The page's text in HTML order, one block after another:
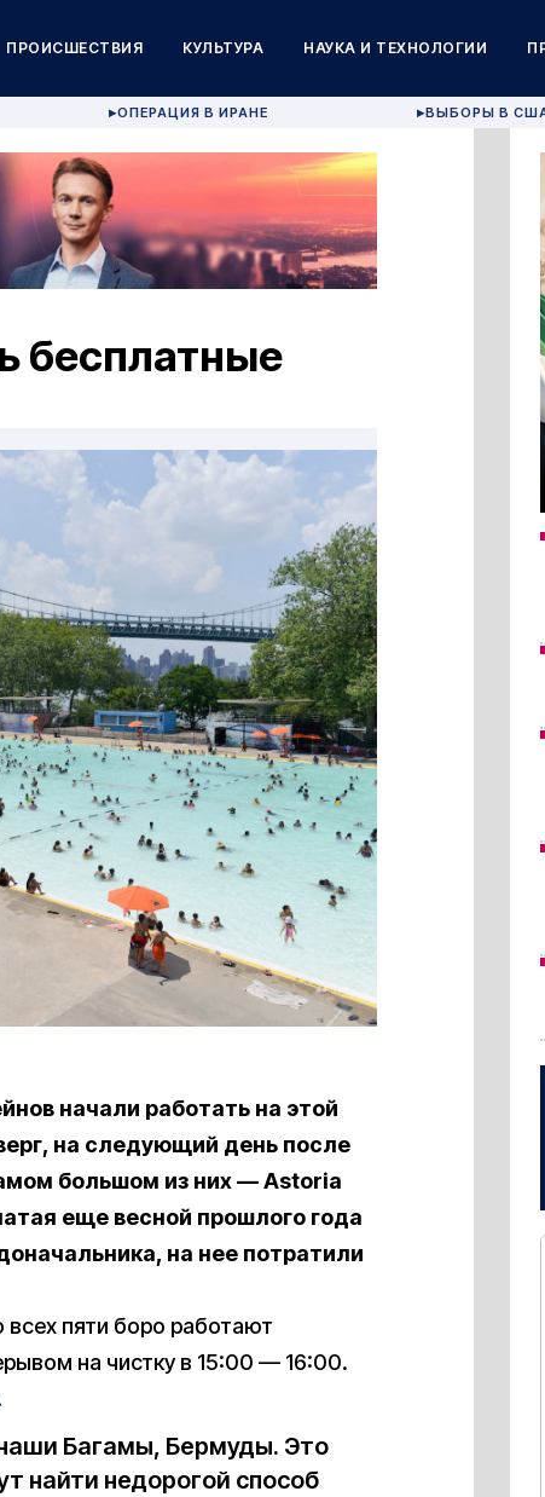
ПРОИСШЕСТВИЯ КУЛЬТУРА НАУКА И ТЕХНОЛОГИИ
▶ОПЕРАЦИЯ В ИРАНЕ ▶ВЫБОРЫ В
бесплатные
начали работать на этой
на следующий день после
большом из них — Astoria
еще весной прошлого года
на нее потратили
пяти боро работают
на чистку в 15:00 — 16:00.
Багамы, Бермуды. Это
найти недорогой способ